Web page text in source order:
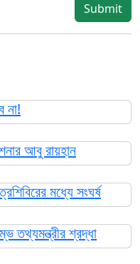
Submit
না!
আবু রায়হান
মধ্যে সংঘর্ষ
তথ্যমন্ত্রীর শ্রদ্ধা